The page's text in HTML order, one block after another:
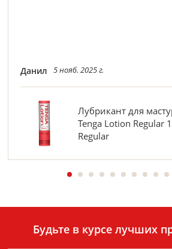
Данил 5 нояб. 2025 г.
Лубрикант для
Tenga Lotion Regular
Regular
Будьте в курсе лучших